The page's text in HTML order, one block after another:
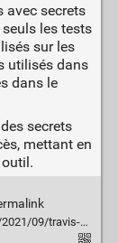
avec secrets
les tests
sur les
utilisés dans
dans le
secrets
mettant en
of-open-source-projects/